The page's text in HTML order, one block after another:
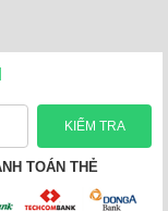
TOÁN THẺ